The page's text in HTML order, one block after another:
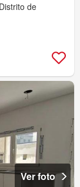
de
Ver foto